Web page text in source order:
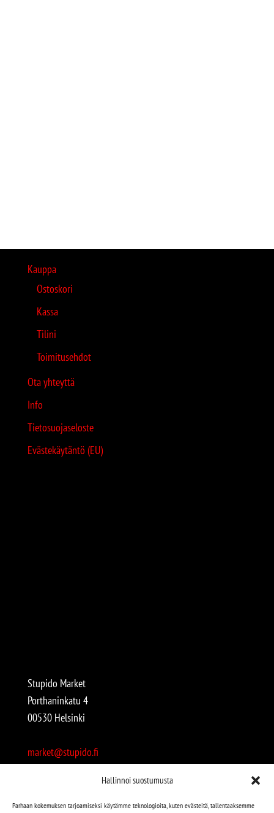
Hallinnoi suostumusta
Parhaan kokemuksen tarjoamiseksi käytämme teknologioita, kuten evästeitä, tallentaaksemme
Kauppa
Ostoskori
Kassa
Tilini
Toimitusehdot
Ota yhteyttä
Info
Tietosuojaseloste
Evästekäytäntö (EU)
Stupido Market
Porthaninkatu 4
00530 Helsinki
market@stupido.fi
Avoinna: